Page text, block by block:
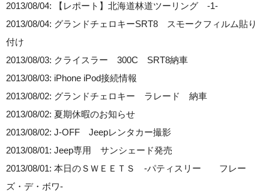
2013/08/04: 【レポート】北海道林道ツーリング -1-
2013/08/04: グランドチェロキーSRT8 スモークフィルム貼り
付け
2013/08/03: クライスラー 300C SRT8納車
2013/08/03: iPhone iPod接続情報
2013/08/02: グランドチェロキー ラレード 納車
2013/08/02: 夏期休暇のお知らせ
2013/08/02: J-OFF Jeepレンタカー撮影
2013/08/01: Jeep専用 サンシェード発売
2013/08/01: 本日のＳＷＥＥＴＳ -パティスリー フレー
ズ・デ・ボワ-